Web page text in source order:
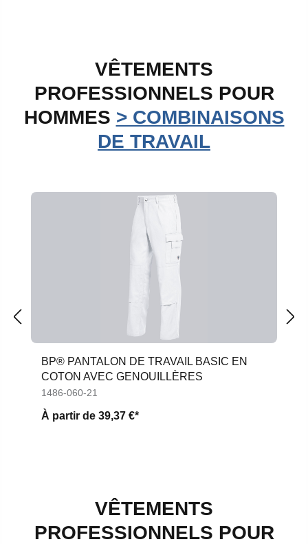
VÊTEMENTS
PROFESSIONNELS POUR
HOMMES > COMBINAISONS
DE TRAVAIL
Ignorer la galerie de produits
BP® PANTALON DE TRAVAIL BASIC EN
COTON AVEC GENOUILLÈRES
1486-060-21
À partir de 39,37 €*
VÊTEMENTS
PROFESSIONNELS POUR